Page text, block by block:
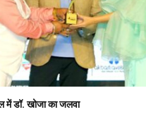
में डॉ. खोजा का जलवा